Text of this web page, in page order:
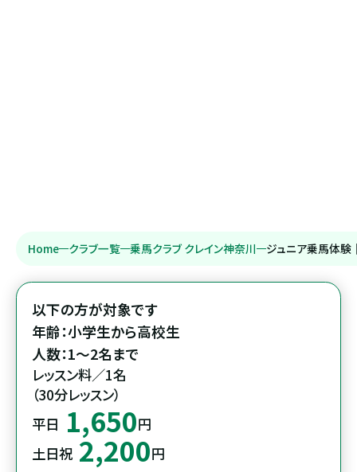
Home クラブ一覧 乗馬クラブ クレイン神奈川 ジュニア乗馬体験
以下の方が対象です
年齢：小学生から高校生
人数：1～2名まで
レッスン料／1名
（30分レッスン）
平日 1,650円
土日祝 2,200円